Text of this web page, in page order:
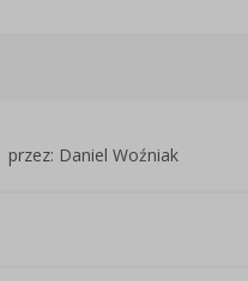
przez: Daniel Woźniak